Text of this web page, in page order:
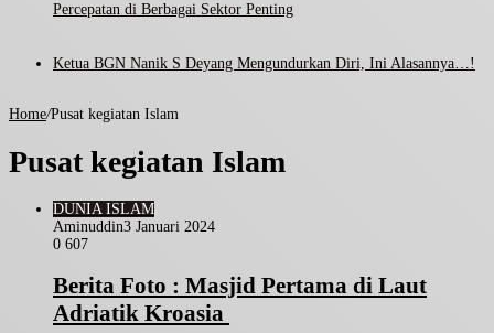
Percepatan di Berbagai Sektor Penting
Ketua BGN Nanik S Deyang Mengundurkan Diri, Ini Alasannya…!
Home/Pusat kegiatan Islam
Pusat kegiatan Islam
DUNIA ISLAM
Aminuddin3 Januari 2024
0 607
Berita Foto : Masjid Pertama di Laut
Adriatik Kroasia